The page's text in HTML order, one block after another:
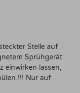
Stelle auf
Sprühgerät
einwirken lassen,
Nur auf